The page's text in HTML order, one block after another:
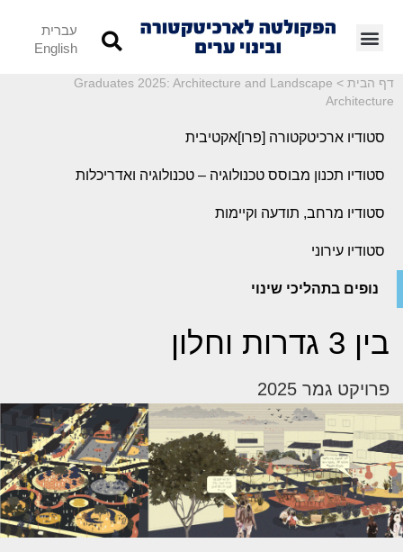
עברית
English
דף הבית >
Graduates 2025: Architecture and Landscape
Architecture
סטודיו ארכיטקטורה [פרו]אקטיבית
סטודיו תכנון מבוסס טכנולוגיה – טכנולוגיה ואדריכלות
סטודיו מרחב, תודעה וקיימות
סטודיו עירוני
נופים בתהליכי שינוי
בין 3 גדרות וחלון
פרויקט גמר 2025